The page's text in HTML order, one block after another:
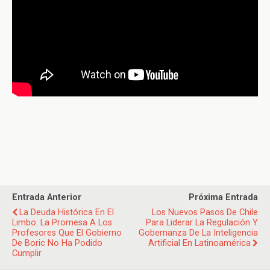
Entrada Anterior
La Deuda Histórica En El
Limbo: La Promesa A Los
Profesores Que El Gobierno
De Boric No Ha Podido
Cumplir
Próxima Entrada
Los Nuevos Pasos De Chile
Para Liderar La Regulación Y
Gobernanza De La Inteligencia
Artificial En Latinoamérica